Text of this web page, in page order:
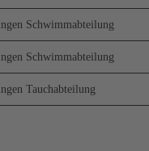
Schwimmabteilung
Schwimmabteilung
Tauchabteilung